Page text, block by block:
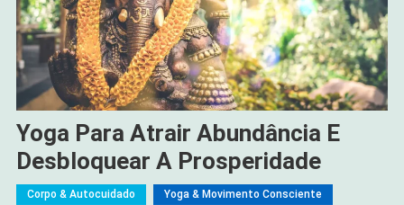
Yoga Para Atrair Abundância E
Desbloquear A Prosperidade
Corpo & Autocuidado Yoga & Movimento Consciente